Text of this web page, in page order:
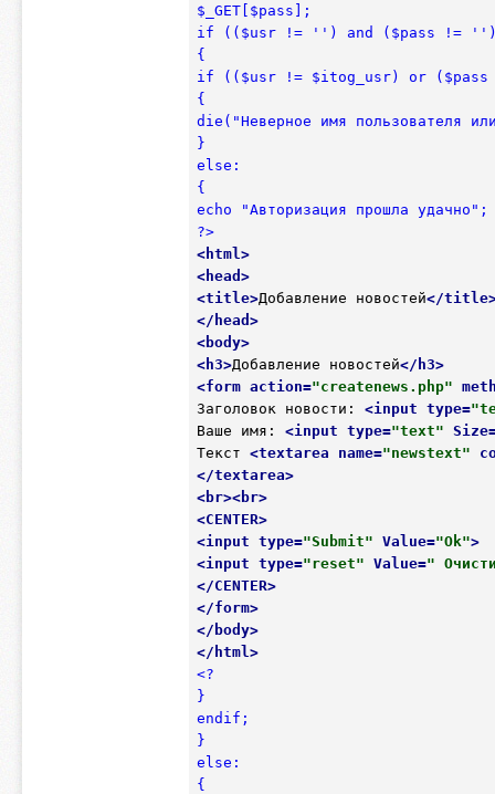
$_GET[$pass];
if (($usr != '') and ($pass !=
{
if (($usr != $itog_usr) or ($pass
{
die("Неверное имя пользователя
}
else:
{
echo "Авторизация прошла удачно";
?>
<html >
<head >
<title>Добавление новостей</title
</ head >
<body>
<h3>Добавление новостей</ h3>
<form action="createnews.php"
Заголовок новости: <input type=
Ваше имя: <input type="text" Size
Текст <textarea name="newstext"
</textarea>
<br><br>
<CENTER>
<input type="Submit" Value="Ok">
<input type="reset" Value="
</CENTER>
</form>
</ body>
</ html >
<?
}
endif;
}
else:
{